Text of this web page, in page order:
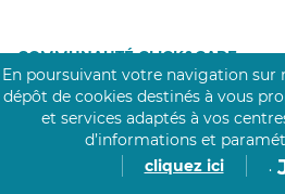
COMMUNAUTÉ CLICK&CARE
En poursuivant votre navigation sur
dépôt de cookies destinés à vous
et services adaptés à vos
d’informations et
cliquez ici
.